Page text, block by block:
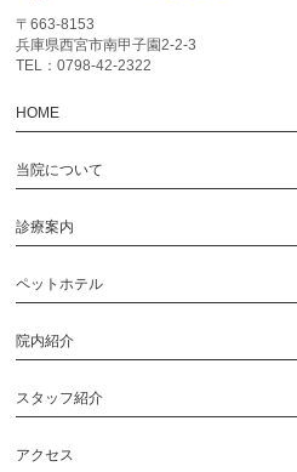
〒663-8153
兵庫県西宮市南甲子園2‐2‐3
TEL：0798-42-2322
HOME
当院について
診療案内
ペットホテル
院内紹介
スタッフ紹介
アクセス